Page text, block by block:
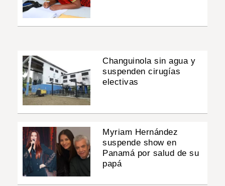
Changuinola sin agua y
suspenden cirugías
electivas
Myriam Hernández
suspende show en
Panamá por salud de su
papá